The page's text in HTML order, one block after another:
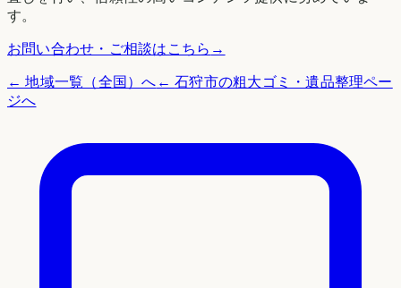
す。
お問い合わせ・ご相談はこちら →
← 地域一覧（全国）へ ←石狩市の粗大ゴミ・遺品整理ペー
ジへ